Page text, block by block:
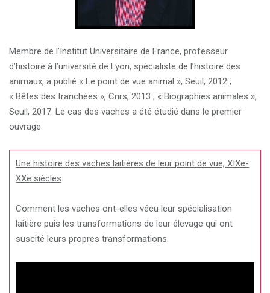
Membre de l’Institut Universitaire de France, professeur
d’histoire à l’université de Lyon, spécialiste de l’histoire des
animaux, a publié « Le point de vue animal », Seuil, 2012 ;
« Bêtes des tranchées », Cnrs, 2013 ; « Biographies animales »,
Seuil, 2017. Le cas des vaches a été étudié dans le premier
ouvrage.
Une histoire des vaches laitières de leur point de vue, XIXe-
XXe siècles
Comment les vaches ont-elles vécu leur spécialisation
laitière puis les transformations de leur élevage qui ont
suscité leurs propres transformations.